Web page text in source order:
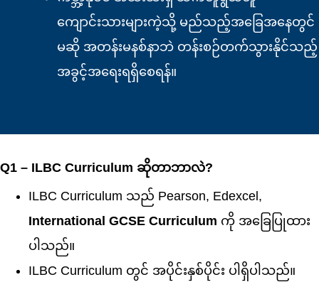
ကျောင်းသားများကဲ့သို့ မည်သည့်အခြေအနေတွင်
မဆို အတန်းမနစ်နာဘဲ တန်းစဉ်တက်သွားနိုင်သည့်
အခွင့်အရေးရရှိစေရန်။
Q1 – ILBC Curriculum ဆိုတာဘာလဲ?
ILBC Curriculum သည် Pearson, Edexcel,
International GCSE Curriculum ကို အခြေပြုထား
ပါသည်။
ILBC Curriculum တွင် အပိုင်းနှစ်ပိုင်း ပါရှိပါသည်။